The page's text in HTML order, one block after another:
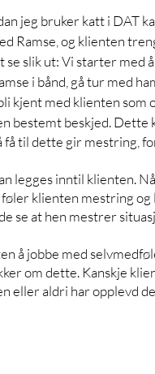
jeg bruker katt i DAT
Ramse, og klienten
se slik ut: Vi starter
i bånd, gå tur med
kjent med klienten
bestemt beskjed. Dette
få til dette gir mestring,
legges inntil klienten.
føler klienten mestring
se at hen mestrer
å jobbe med
om dette. Kanskje
eller aldri har opplevd